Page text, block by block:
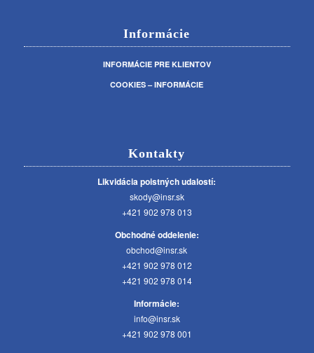
Informácie
INFORMÁCIE PRE KLIENTOV
COOKIES – INFORMÁCIE
Kontakty
Likvidácia poistných udalostí:
skody@insr.sk
+421 902 978 013
Obchodné oddelenie:
obchod@insr.sk
+421 902 978 012
+421 902 978 014
Informácie:
info@insr.sk
+421 902 978 001